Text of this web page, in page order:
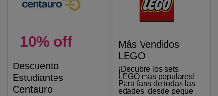
10% off
Descuento
Estudiantes
Centauro
Más Vendidos
LEGO
¡Decubre los sets
LEGO más populares!
Para fans de todas las
edades, desde peque